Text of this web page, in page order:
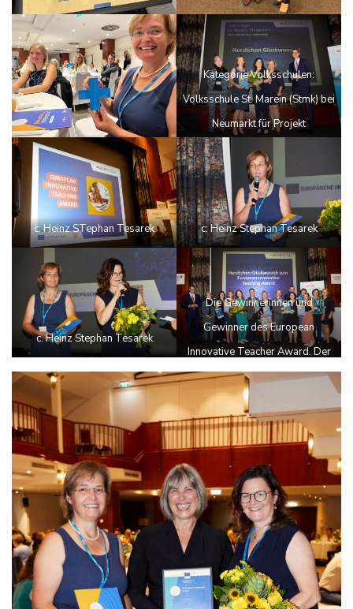
Kategorie Volksschulen:
Volksschule St. Marein (Stmk) bei
Neumarkt für Projekt
Naturdetektive unterwegs c:
Heinz Stephan Tesarek
c: Heinz STephan Tesarek c: Heinz Stephan Tesarek
c. Heinz Stephan Tesarek
Die Gewinnerinnen und
Gewinner des European
Innovative Teacher Award. Der
OeAD, Österreichs
Bildungsagentur, gratuliert sehr
herzlich dem Kindergarten
Großsteinbach (Steiermark), der
Volksschule St. Marein bei
Neumarkt (Steiermark), dem
BG/BRG/BORG Franz Liszt
Oberpullendorf (Burgenland)
sowie der HTL
Mössingerstraße, Klagenfurt